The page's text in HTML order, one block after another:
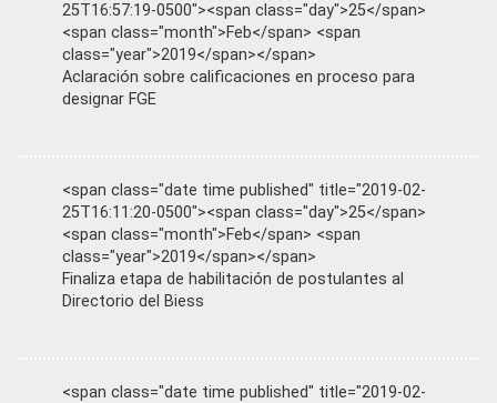
25T16:57:19-0500"><span class="day">25</span>
<span class="month">Feb</span> <span
class="year">2019</span></span>
Aclaración sobre calificaciones en proceso para
designar FGE
<span class="date time published" title="2019-02-
25T16:11:20-0500"><span class="day">25</span>
<span class="month">Feb</span> <span
class="year">2019</span></span>
Finaliza etapa de habilitación de postulantes al
Directorio del Biess
<span class="date time published" title="2019-02-